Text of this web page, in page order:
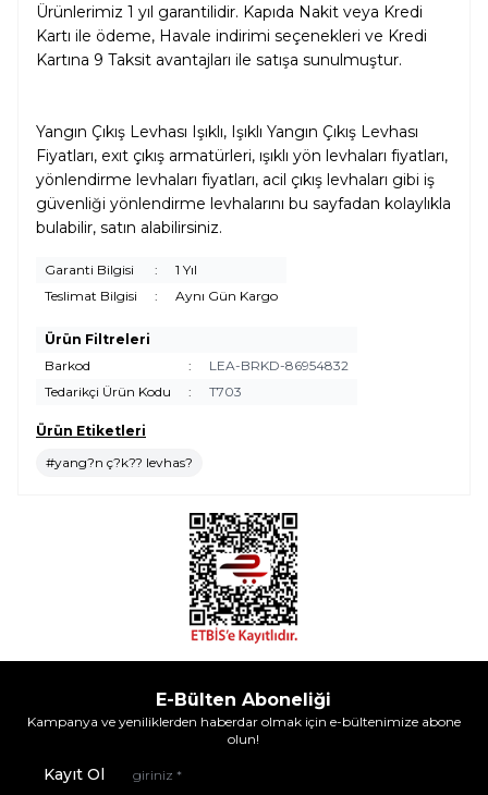
Ürünlerimiz 1 yıl garantilidir. Kapıda Nakit veya Kredi
Kartı ile ödeme, Havale indirimi seçenekleri ve Kredi
Kartına 9 Taksit avantajları ile satışa sunulmuştur.
Yangın Çıkış Levhası Işıklı, Işıklı Yangın Çıkış Levhası
Fiyatları, exıt çıkış armatürleri, ışıklı yön levhaları fiyatları,
yönlendirme levhaları fiyatları, acil çıkış levhaları gibi iş
güvenliği yönlendirme levhalarını bu sayfadan kolaylıkla
bulabilir, satın alabilirsiniz.
Garanti Bilgisi :
1 Yıl
Teslimat Bilgisi
: Aynı Gün Kargo
Ürün Filtreleri
Barkod
:
LEA-BRKD-86954832
Tedarikçi Ürün Kodu
: T703
Ürün Etiketleri
#yang?n ç?k?? levhas?
E-Bülten Aboneliği
Kampanya ve yeniliklerden haberdar olmak için e-bültenimize abone
olun!
Kayıt Ol